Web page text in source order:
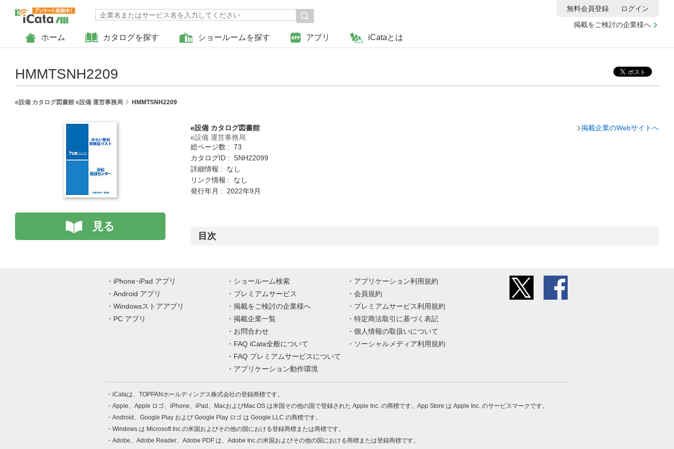
ホーム カタログを探す ショールームを探す アプリ iCataとは
掲載をご検討の企業様へ
無料会員登録 ログイン
HMMTSNH2209
e設備 カタログ図書館 e設備 運営事務局 HMMTSNH2209
見る
e設備 カタログ図書館
e設備 運営事務局
総ページ数 : 73
カタログID : SNH22099
詳細情報 : なし
リンク情報 : なし
発行年月 : 2022年9月
掲載企業のWebサイトへ
目次
iPhone･iPad アプリ
Android アプリ
Windowsストアアプリ
PC アプリ
ショールーム検索
プレミアムサービス
掲載をご検討の企業様へ
掲載企業一覧
お問合わせ
FAQ iCata全般について
FAQ プレミアムサービスについて
アプリケーション動作環境
アプリケーション利用規約
会員規約
プレミアムサービス利用規約
特定商法取引に基づく表記
個人情報の取扱いについて
ソーシャルメディア利用規約
iCataは、TOPPANホールディングス株式会社の登録商標です。
Apple、Apple ロゴ、iPhone、iPad、MacおよびMac OS は米国その他の国で登録された Apple Inc. の商標です。App Store は Apple Inc. のサービスマークです。
Android、Google Play および Google Play ロゴ は Google LLC の商標です。
Windows は Microsoft Inc.の米国およびその他の国における登録商標または商標です。
Adobe、Adobe Reader、Adobe PDF は、Adobe Inc.の米国およびその他の国における商標または登録商標です。